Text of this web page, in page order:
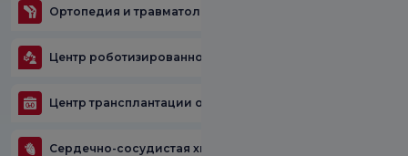
Ортопедия и травматология
Центр роботизированной хирургии
Центр трансплантации органов
Сердечно-сосудистая хирургия